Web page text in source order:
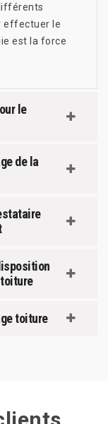
effectuer le
est la force
le
de la
toiture